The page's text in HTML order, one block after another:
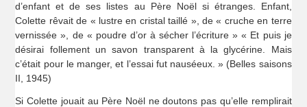
d’enfant et de ses listes au Père Noël si étranges. Enfant,
Colette rêvait de « lustre en cristal taillé », de « cruche en terre
vernissée », de « poudre d’or à sécher l’écriture » « Et puis je
désirai follement un savon transparent à la glycérine. Mais
c’était pour le manger, et l’essai fut nauséeux. » (Belles saisons
II, 1945)
Si Colette jouait au Père Noël ne doutons pas qu’elle remplirait